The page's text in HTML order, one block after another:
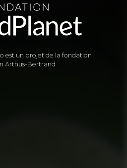
est un projet de la fondation
Arthus-Bertrand